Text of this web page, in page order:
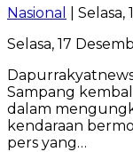
Nasional
|
Selasa, 17
Sampang
dalam
kendaraan
pers yang…